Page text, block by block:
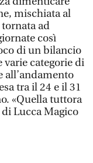
mischiata al
ad
così
di un bilancio
categorie di
all’andamento
tra il 24 e il 31
«Quella tuttora
Lucca Magico